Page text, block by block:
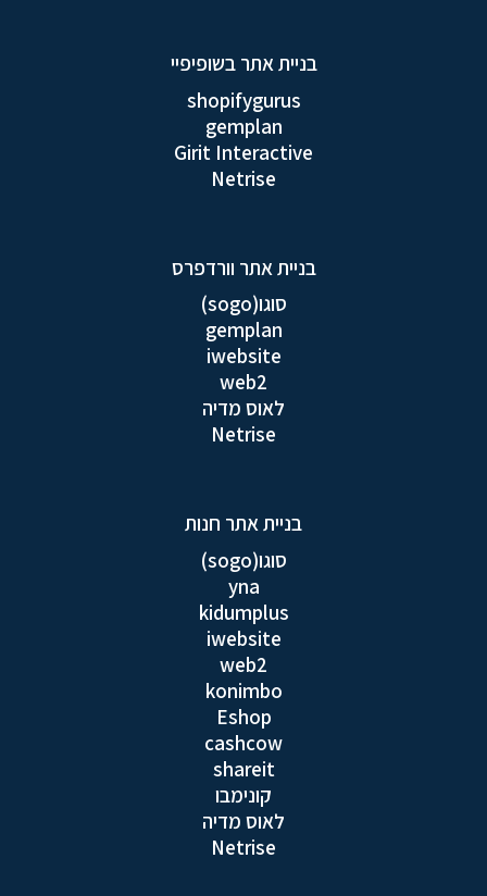
בניית אתר בשופיפיי
shopifygurus
gemplan
Girit Interactive
Netrise
בניית אתר וורדפרס
סוגו(sogo)
gemplan
iwebsite
web2
לאוס מדיה
Netrise
בניית אתר חנות
סוגו(sogo)
yna
kidumplus
iwebsite
web2
konimbo
Eshop
cashcow
shareit
קונימבו
לאוס מדיה
Netrise